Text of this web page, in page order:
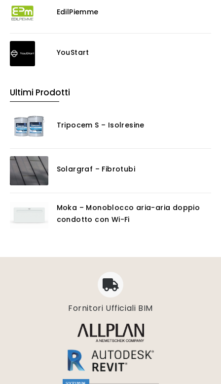
EdilPiemme
YouStart
Ultimi Prodotti
Tripocem S – Isolresine
Solargraf – Fibrotubi
Moka – Monoblocco aria-aria doppio
condotto con Wi-Fi
Fornitori Ufficiali BIM